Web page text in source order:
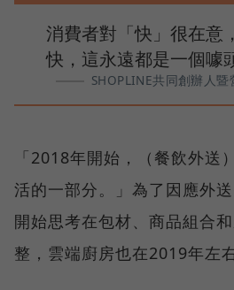
SHOPLINE共同創辦人
消費者對「快」很在意
快，這永遠都是一個噱
「2018年開始，（餐飲外送
活的一部分。」為了因應外
開始思考在包材、商品組合
整，雲端廚房也在2019年左